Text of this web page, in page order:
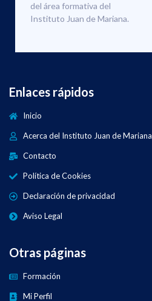
del área formativa del
Instituto Juan de Mariana.
Enlaces rápidos
Inicio
Acerca del Instituto Juan de Mariana
Contacto
Política de Cookies
Declaración de privacidad
Aviso Legal
Otras páginas
Formación
Mi Perfil